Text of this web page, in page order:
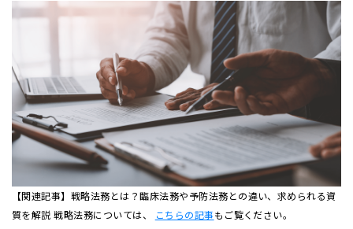
【関連記事】戦略法務とは？臨床法務や予防法務との違い、求められる資
質を解説 戦略法務については、
こちらの記事もご覧ください。